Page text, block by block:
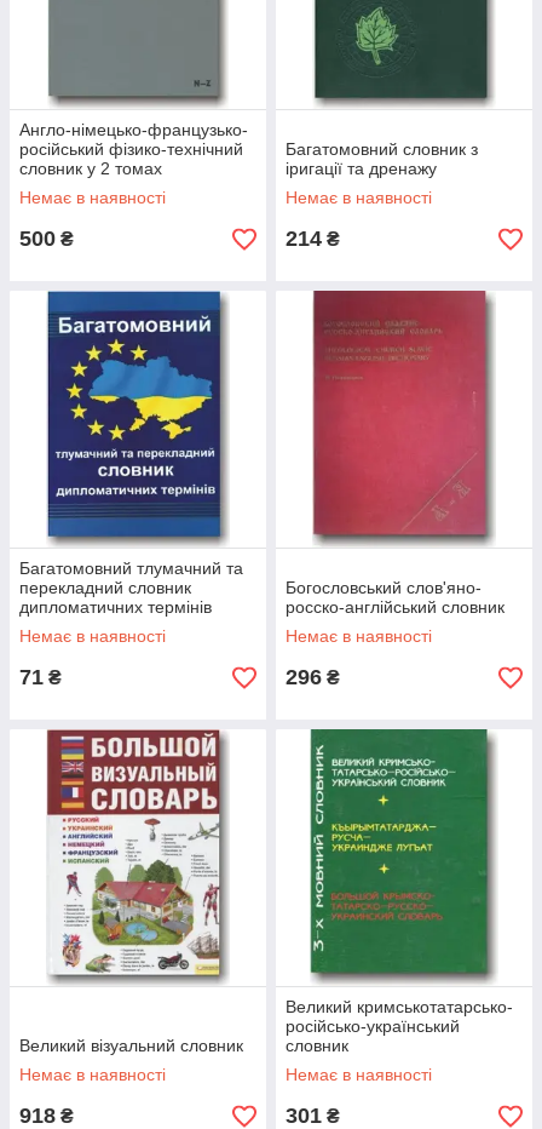
Англо-німецько-французько-
російський фізико-технічний
словник у 2 томах
Немає в наявності
500 ₴
Багатомовний словник з
іригації та дренажу
Немає в наявності
214 ₴
Багатомовний тлумачний та
перекладний словник
дипломатичних термінів
Немає в наявності
71 ₴
Богословський слов'яно-
росско-англійський словник
Немає в наявності
296 ₴
Великий візуальний словник
Немає в наявності
918 ₴
Великий кримськотатарсько-
російсько-український
словник
Немає в наявності
301 ₴